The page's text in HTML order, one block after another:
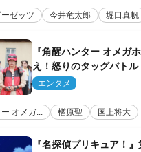
ゼッツ 今井竜太郎 堀口真帆
『角醒ハンター オメガ
え！怒りのタッグバト
がハンターバトルを挑ん
エンタメ
オメガ... 楢原聖 国上将大
『名探偵プリキュア！